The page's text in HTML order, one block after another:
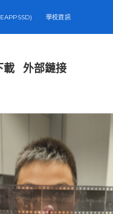
學校資訊
載 外部鏈接